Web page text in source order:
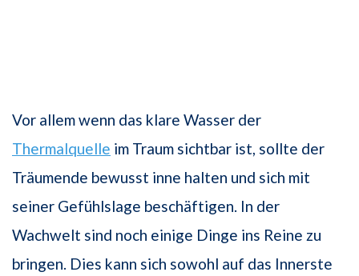
Vor allem wenn das klare Wasser der
Thermalquelle im Traum sichtbar ist, sollte der
Träumende bewusst inne halten und sich mit
seiner Gefühlslage beschäftigen. In der
Wachwelt sind noch einige Dinge ins Reine zu
bringen. Dies kann sich sowohl auf das Innerste